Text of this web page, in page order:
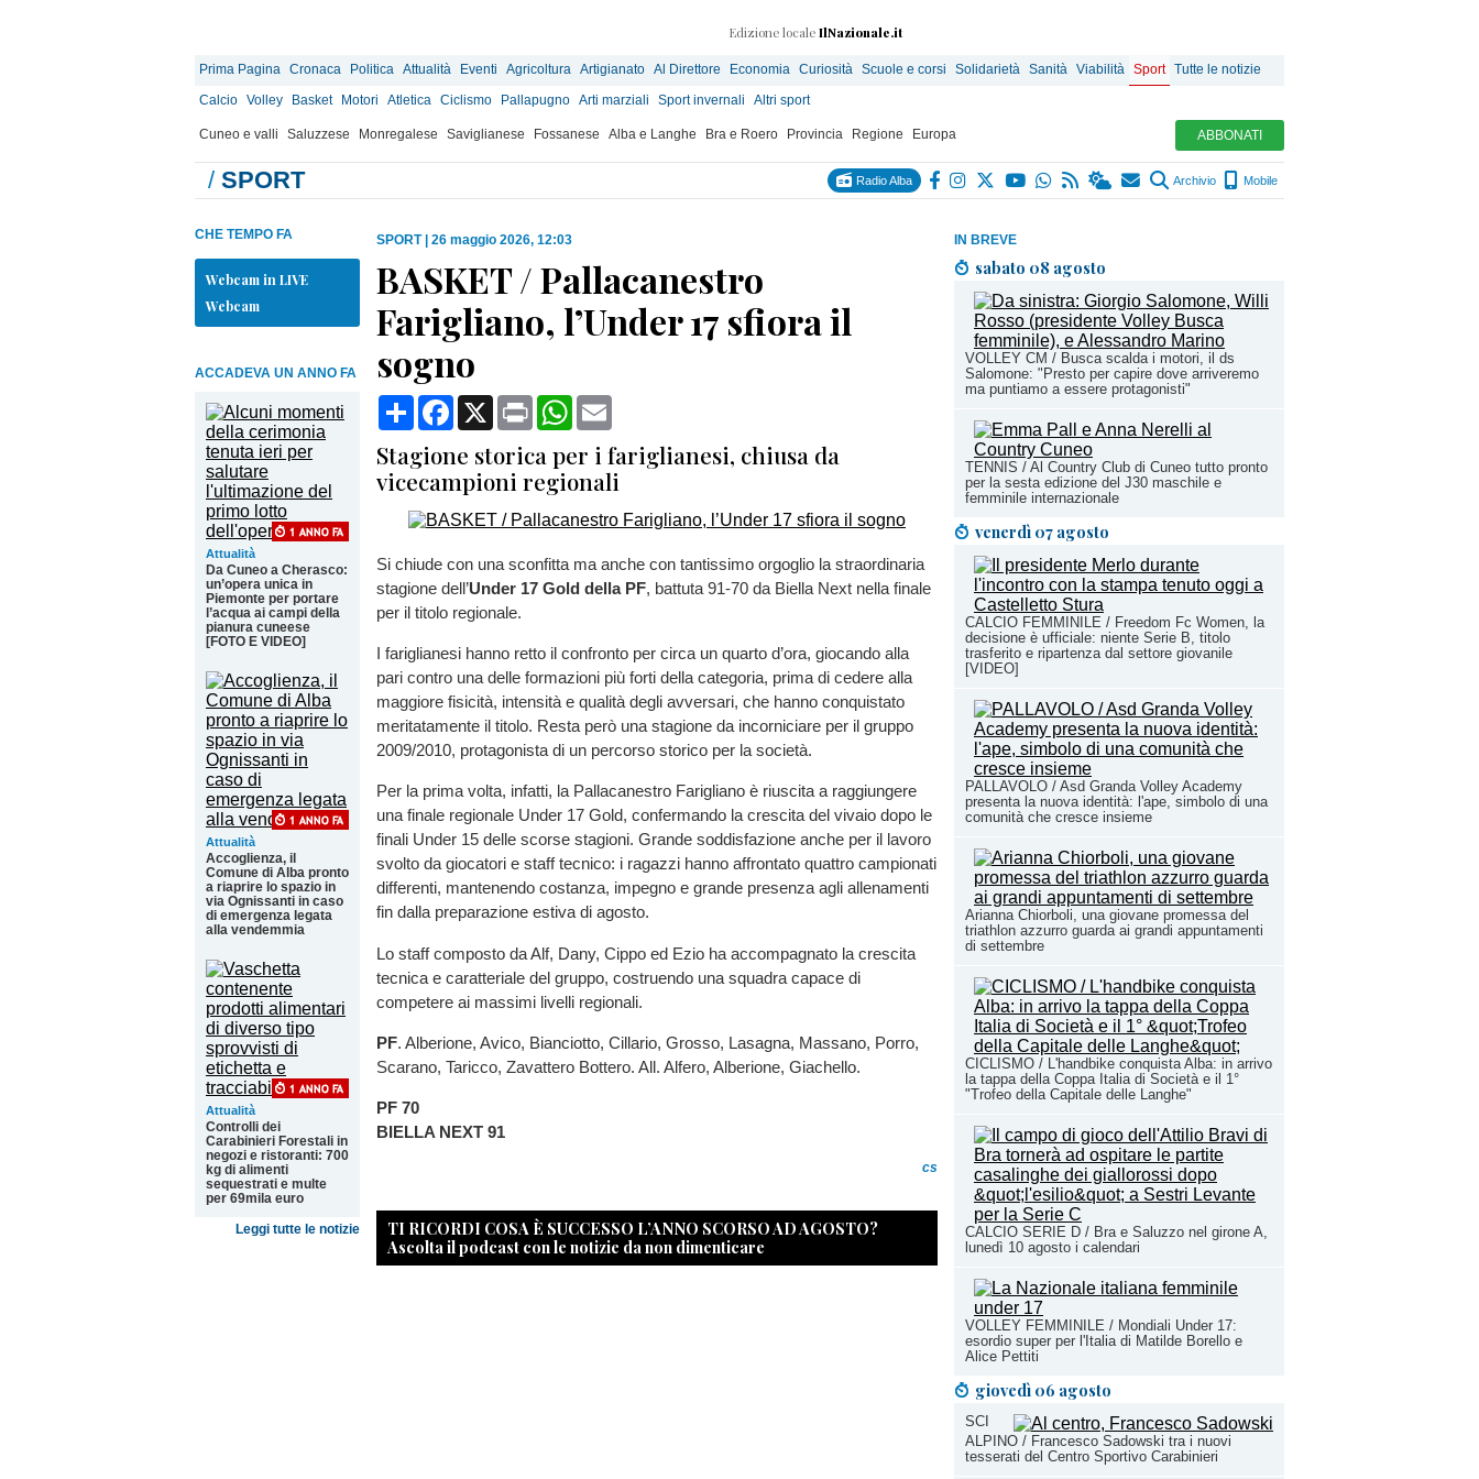
Edizione locale IlNazionale.it
Prima Pagina Cronaca Politica Attualità Eventi Agricoltura Artigianato Al Direttore Economia Curiosità Scuole e corsi Solidarietà Sanità Viabilità Sport Tutte le notizie
Calcio Volley Basket Motori Atletica Ciclismo Pallapugno Arti marziali Sport invernali Altri sport
Cuneo e valli Saluzzese Monregalese Saviglianese Fossanese Alba e Langhe Bra e Roero Provincia Regione Europa ABBONATI
/ SPORT Radio Alba Archivio Mobile
IN BREVE
sabato 08 agosto
VOLLEY CM / Busca scalda i motori, il ds
Salomone: "Presto per capire dove arriveremo
ma puntiamo a essere protagonisti"
TENNIS / Al Country Club di Cuneo tutto pronto
per la sesta edizione del J30 maschile e
femminile internazionale
venerdì 07 agosto
CALCIO FEMMINILE / Freedom Fc Women, la
decisione è ufficiale: niente Serie B, titolo
trasferito e ripartenza dal settore giovanile
[VIDEO]
PALLAVOLO / Asd Granda Volley Academy
presenta la nuova identità: l'ape, simbolo di una
comunità che cresce insieme
Arianna Chiorboli, una giovane promessa del
triathlon azzurro guarda ai grandi appuntamenti
di settembre
CICLISMO / L'handbike conquista Alba: in arrivo
la tappa della Coppa Italia di Società e il 1°
"Trofeo della Capitale delle Langhe"
CALCIO SERIE D / Bra e Saluzzo nel girone A,
lunedì 10 agosto i calendari
VOLLEY FEMMINILE / Mondiali Under 17:
esordio super per l'Italia di Matilde Borello e
Alice Pettiti
giovedì 06 agosto
SCI
ALPINO / Francesco Sadowski tra i nuovi
tesserati del Centro Sportivo Carabinieri
CHE TEMPO FA
Webcam in LIVE
Webcam
ACCADEVA UN ANNO FA
Attualità
Da Cuneo a Cherasco:
un’opera unica in
Piemonte per portare
l’acqua ai campi della
pianura cuneese
[FOTO E VIDEO]
Attualità
Accoglienza, il
Comune di Alba pronto
a riaprire lo spazio in
via Ognissanti in caso
di emergenza legata
alla vendemmia
Attualità
Controlli dei
Carabinieri Forestali in
negozi e ristoranti: 700
kg di alimenti
sequestrati e multe
per 69mila euro
Leggi tutte le notizie
SPORT| 26 maggio 2026, 12:03
BASKET / Pallacanestro
Farigliano, l’Under 17 sfiora il
sogno
CondividiFacebook
X Print WhatsApp
Stagione storica per i fariglianesi, chiusa da
vicecampioni regionali
Si chiude con una sconfitta ma anche con tantissimo orgoglio la straordinaria
stagione dell’Under 17 Gold della PF, battuta 91-70 da Biella Next nella finale
per il titolo regionale.
I fariglianesi hanno retto il confronto per circa un quarto d’ora, giocando alla
pari contro una delle formazioni più forti della categoria, prima di cedere alla
maggiore fisicità, intensità e qualità degli avversari, che hanno conquistato
meritatamente il titolo. Resta però una stagione da incorniciare per il gruppo
2009/2010, protagonista di un percorso storico per la società.
Per la prima volta, infatti, la Pallacanestro Farigliano è riuscita a raggiungere
una finale regionale Under 17 Gold, confermando la crescita del vivaio dopo le
finali Under 15 delle scorse stagioni. Grande soddisfazione anche per il lavoro
svolto da giocatori e staff tecnico: i ragazzi hanno affrontato quattro campionati
differenti, mantenendo costanza, impegno e grande presenza agli allenamenti
fin dalla preparazione estiva di agosto.
Lo staff composto da Alf, Dany, Cippo ed Ezio ha accompagnato la crescita
tecnica e caratteriale del gruppo, costruendo una squadra capace di
competere ai massimi livelli regionali.
PF. Alberione, Avico, Bianciotto, Cillario, Grosso, Lasagna, Massano, Porro,
Scarano, Taricco, Zavattero Bottero. All. Alfero, Alberione, Giachello.
PF 70
BIELLA NEXT 91
cs
TI RICORDI COSA È SUCCESSO L’ANNO SCORSO AD AGOSTO?
Ascolta il podcast con le notizie da non dimenticare